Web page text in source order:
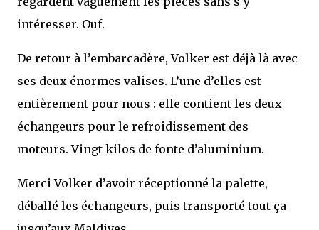
intéresser. Ouf.
De retour à l’embarcadère, Volker est déjà là avec
ses deux énormes valises. L’une d’elles est
entièrement pour nous : elle contient les deux
échangeurs pour le refroidissement des
moteurs. Vingt kilos de fonte d’aluminium.
Merci Volker d’avoir réceptionné la palette,
déballé les échangeurs, puis transporté tout ça